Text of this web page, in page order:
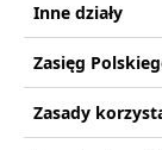
Inne działy
Zasięg
Zasady